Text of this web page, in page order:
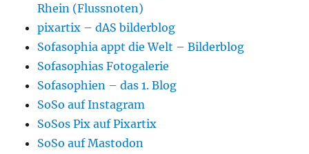
Rhein (Flussnoten)
pixartix – dAS bilderblog
Sofasophia appt die Welt – Bilderblog
Sofasophias Fotogalerie
Sofasophien – das 1. Blog
SoSo auf Instagram
SoSos Pix auf Pixartix
SoSo auf Mastodon